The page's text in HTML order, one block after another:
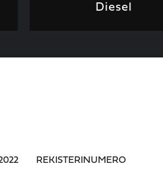
Diesel
REKISTERINUMERO